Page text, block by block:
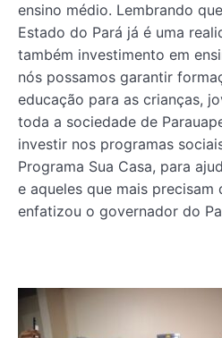
ensino médio. Lembrando
Estado do Pará já é uma
também investimento em
nós possamos garantir
educação para as crianças,
toda a sociedade de
investir nos programas
Programa Sua Casa, para
e aqueles que mais precisam
enfatizou o governador do